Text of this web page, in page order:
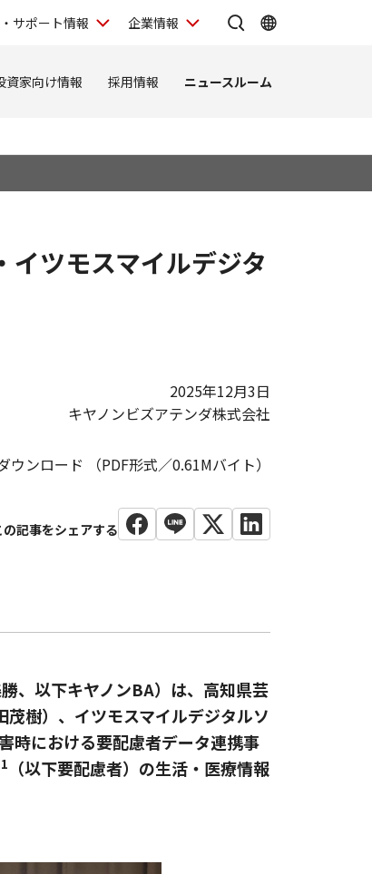
サポート情報 企業情報
資家向け情報 採用情報 ニュースルーム
ツモスマイルデジタ
2025年12月3日
キヤノンビズアテンダ株式会社
ウンロード （PDF形式／0.61Mバイト）
、以下キヤノンBA）は、高知県芸
樹）、イツモスマイルデジタルソ
時における要配慮者データ連携事
（以下要配慮者）の生活・医療情報